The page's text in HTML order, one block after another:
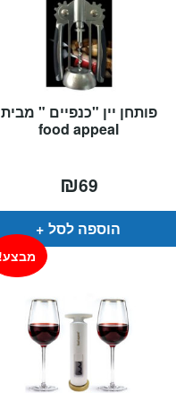
פותחן יין "כנפיים " מבית
food appeal
₪69
הוספה לסל
מבצע!